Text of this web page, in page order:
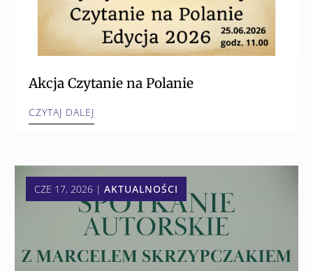
Akcja Czytanie na Polanie
CZYTAJ DALEJ
CZE 17, 2026 |AKTUALNOŚCI